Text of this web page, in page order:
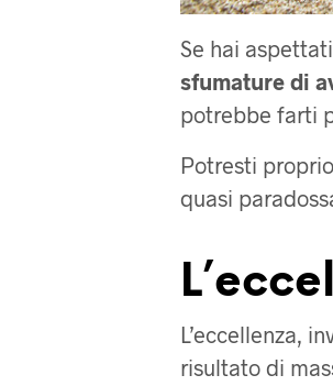
Se hai
sfumature di
potrebbe farti
Potresti
quasi
L’eccellenza,
risultato di